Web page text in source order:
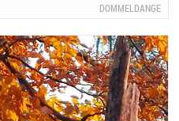
DOMMELDANGE